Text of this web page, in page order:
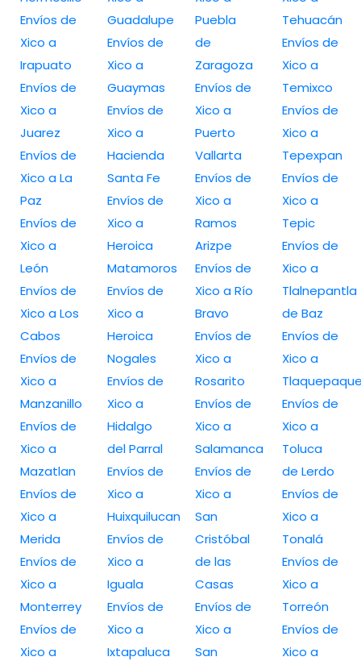
Envíos de
Xico a
Irapuato
Envíos de
Xico a
Juarez
Envíos de
Xico a La
Paz
Envíos de
Xico a
León
Envíos de
Xico a Los
Cabos
Envíos de
Xico a
Manzanillo
Envíos de
Xico a
Mazatlan
Envíos de
Xico a
Merida
Envíos de
Xico a
Monterrey
Envíos de
Xico a
Guadalupe
Envíos de
Xico a
Guaymas
Envíos de
Xico a
Hacienda
Santa Fe
Envíos de
Xico a
Heroica
Matamoros
Envíos de
Xico a
Heroica
Nogales
Envíos de
Xico a
Hidalgo
del Parral
Envíos de
Xico a
Huixquilucan
Envíos de
Xico a
Iguala
Envíos de
Xico a
Ixtapaluca
Puebla
de
Zaragoza
Envíos de
Xico a
Puerto
Vallarta
Envíos de
Xico a
Ramos
Arizpe
Envíos de
Xico a Río
Bravo
Envíos de
Xico a
Rosarito
Envíos de
Xico a
Salamanca
Envíos de
Xico a
San
Cristóbal
de las
Casas
Envíos de
Xico a
San
Tehuacán
Envíos de
Xico a
Temixco
Envíos de
Xico a
Tepexpan
Envíos de
Xico a
Tepic
Envíos de
Xico a
Tlalnepantla
de Baz
Envíos de
Xico a
Envíos de
Xico a
Toluca
de Lerdo
Envíos de
Xico a
Tonalá
Envíos de
Xico a
Torreón
Envíos de
Xico a